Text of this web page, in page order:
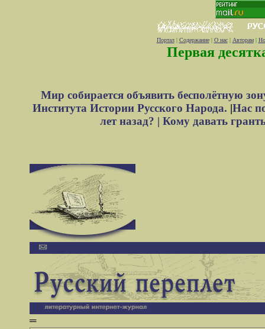
Портал| Содержание| О нас| Авторам|
Первая
Мир собирается объявить бесполётную
Института Истории Русского Народа. |Нас
лет назад? | Кому давать
═